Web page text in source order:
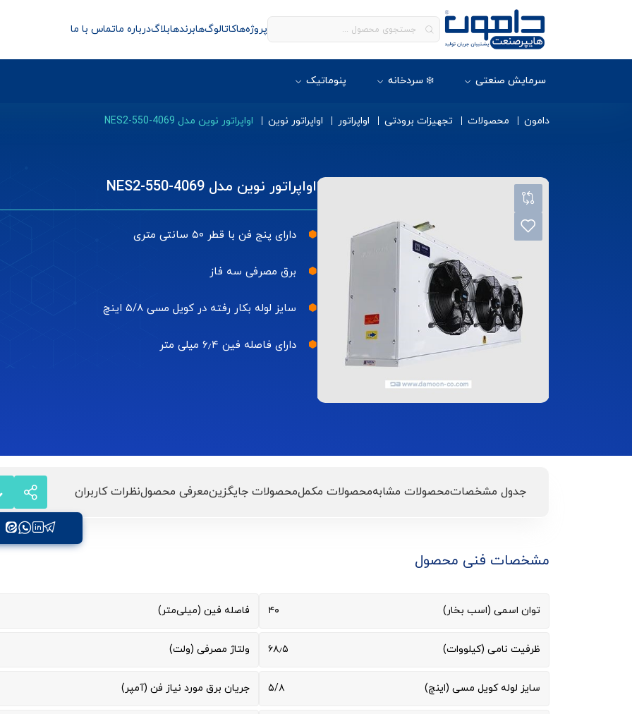
پروژه‌هاکاتالوگ‌هابرندهابلاگدرباره ماتماس با ما
سرمایش صنعتی ❄️ سردخانه پنوماتیک
دامون محصولات تجهیزات برودتی اواپراتور اواپراتور نوین اواپراتور نوین مدل NES2-550-4069
اواپراتور نوین مدل NES2-550-4069
دارای پنج فن با قطر ۵۰ سانتی متری
برق مصرفی سه فاز
سایز لوله بکار رفته در کویل مسی ۵/۸ اینچ
دارای فاصله فین ۶٫۴ میلی متر
جدول مشخصاتمحصولات مشابهمحصولات مکملمحصولات جایگزینمعرفی محصولنظرات کاربران
مشخصات فنی محصول
توان اسمی (اسب بخار) ۴۰
ظرفیت نامی (کیلووات) ۶۸٫۵
سایز لوله کویل مسی (اینچ) ۵/۸
فاصله فین (میلی‌متر)
ولتاژ مصرفی (ولت)
جریان برق مورد نیاز فن (آمپر)